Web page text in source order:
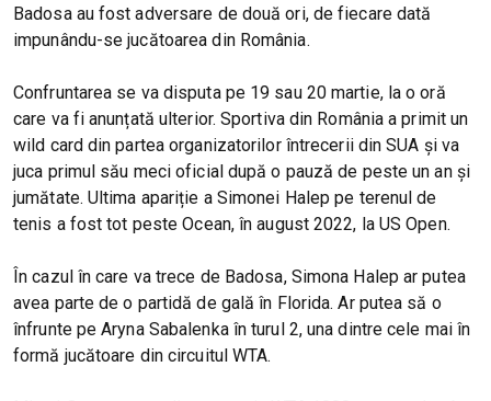
Badosa au fost adversare de două ori, de fiecare dată
impunându-se jucătoarea din România.
Confruntarea se va disputa pe 19 sau 20 martie, la o oră
care va fi anunțată ulterior. Sportiva din România a primit un
wild card din partea organizatorilor întrecerii din SUA și va
juca primul său meci oficial după o pauză de peste un an și
jumătate. Ultima apariție a Simonei Halep pe terenul de
tenis a fost tot peste Ocean, în august 2022, la US Open.
În cazul în care va trece de Badosa, Simona Halep ar putea
avea parte de o partidă de gală în Florida. Ar putea să o
înfrunte pe Aryna Sabalenka în turul 2, una dintre cele mai în
formă jucătoare din circuitul WTA.